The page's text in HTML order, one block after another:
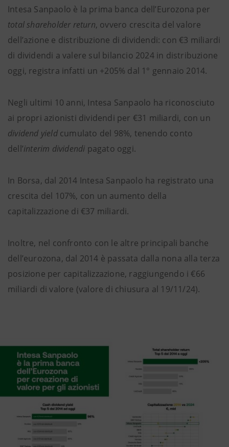
Intesa Sanpaolo è la prima banca dell’Eurozona per
total shareholder return, ovvero crescita del valore
dell’azione e distribuzione di dividendi: con €3 miliardi
di dividendi a valere sul bilancio 2024 in distribuzione
oggi, registra infatti un +205% dal 1° gennaio 2014.
Negli ultimi 10 anni, Intesa Sanpaolo ha riconosciuto
ai propri azionisti dividendi per €31 miliardi, con un
dividend yield cumulato del 98%, tenendo conto
dell’interim dividendi pagato oggi.
In Borsa, dal 2014 Intesa Sanpaolo ha registrato una
crescita del 107%, con un aumento della
capitalizzazione di €37 miliardi.
Inoltre, nel confronto con le altre principali banche
dell’eurozona, dal 2014 è passata dalla nona alla terza
posizione per capitalizzazione, raggiungendo i €66
miliardi di valore (valore di chiusura al 19/11/24).